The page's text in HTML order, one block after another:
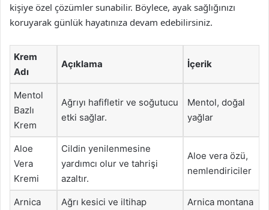
kişiye özel çözümler sunabilir. Böylece, ayak sağlığınızı
koruyarak günlük hayatınıza devam edebilirsiniz.
Krem
Adı
Açıklama İçerik
Mentol
Bazlı
Krem
Ağrıyı hafifletir ve soğutucu
etki sağlar.
Mentol, doğal
yağlar
Aloe
Vera
Kremi
Cildin yenilenmesine
yardımcı olur ve tahrişi
azaltır.
Aloe vera özü,
nemlendiriciler
Arnica
Ağrı kesici ve iltihap
Arnica montana